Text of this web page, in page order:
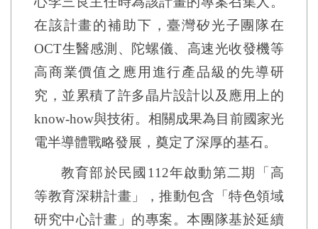
在該計畫的補助下，臺灣矽光子團隊在
OCT生醫感測、陀螺儀、高速光收發機等
高商業價值之應用進行產品級的先導研
究，並累積了許多晶片設計以及應用上的
know-how與技術。相關成果為目前國家光
電半導體戰略發展，奠定了深厚的基石。
教育部於民國112年啟動第二期「高
等教育深耕計畫」，推動包含「特色領域
研究中心計畫」的專案。本團隊基於延續